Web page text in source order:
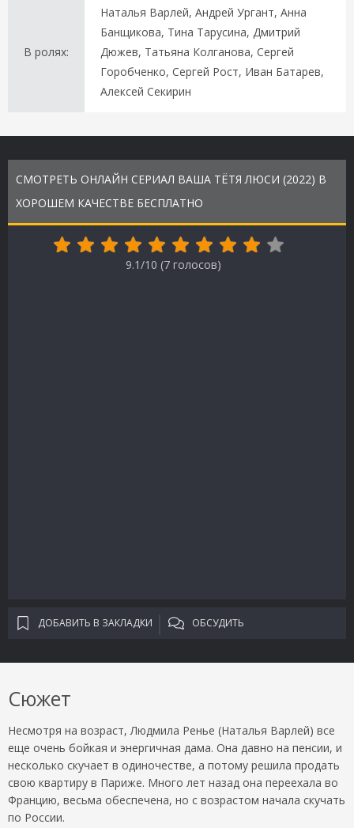
В ролях:
Наталья Варлей, Андрей Ургант, Анна
Банщикова, Тина Тарусина, Дмитрий
Дюжев, Татьяна Колганова, Сергей
Горобченко, Сергей Рост, Иван Батарев,
Алексей Секирин
СМОТРЕТЬ ОНЛАЙН СЕРИАЛ ВАША ТЁТЯ ЛЮСИ (2022) В
ХОРОШЕМ КАЧЕСТВЕ БЕСПЛАТНО
9.1/10 (7голосов)
ДОБАВИТЬ В ЗАКЛАДКИ ОБСУДИТЬ
Сюжет
Несмотря на возраст, Людмила Ренье (Наталья Варлей) все
еще очень бойкая и энергичная дама. Она давно на пенсии, и
несколько скучает в одиночестве, а потому решила продать
свою квартиру в Париже. Много лет назад она переехала во
Францию, весьма обеспечена, но с возрастом начала скучать
по России.